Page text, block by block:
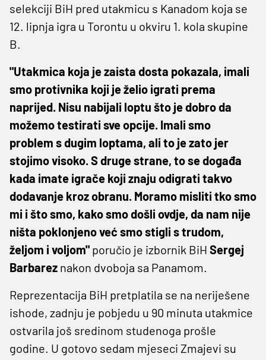
selekciji BiH pred utakmicu s Kanadom koja se
12. lipnja igra u Torontu u okviru 1. kola skupine
B.
"Utakmica koja je zaista dosta pokazala, imali
smo protivnika koji je želio igrati prema
naprijed. Nisu nabijali loptu što je dobro da
možemo testirati sve opcije. Imali smo
problem s dugim loptama, ali to je zato jer
stojimo visoko. S druge strane, to se događa
kada imate igrače koji znaju odigrati takvo
dodavanje kroz obranu. Moramo misliti tko smo
mi i što smo, kako smo došli ovdje, da nam nije
ništa poklonjeno već smo stigli s trudom,
željom i voljom" poručio je izbornik BiH Sergej
Barbarez nakon dvoboja sa Panamom.
Reprezentacija BiH pretplatila se na neriješene
ishode, zadnju je pobjedu u 90 minuta utakmice
ostvarila još sredinom studenoga prošle
godine. U gotovo sedam mjeseci Zmajevi su